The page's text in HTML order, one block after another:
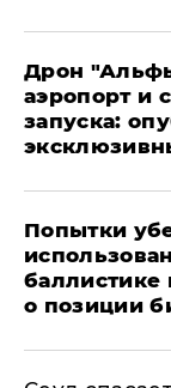
Дрон
аэропорт и
запуска:
Попытки
баллистике
о позиции